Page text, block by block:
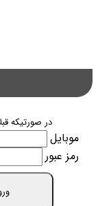
در صورتیکه
موبایل
رمز عبور